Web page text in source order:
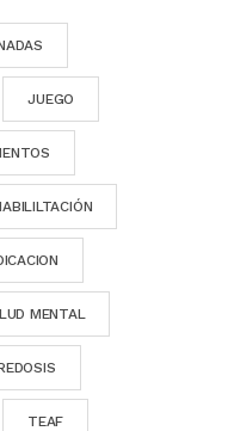
JUEGO
MENTAL
TEAF